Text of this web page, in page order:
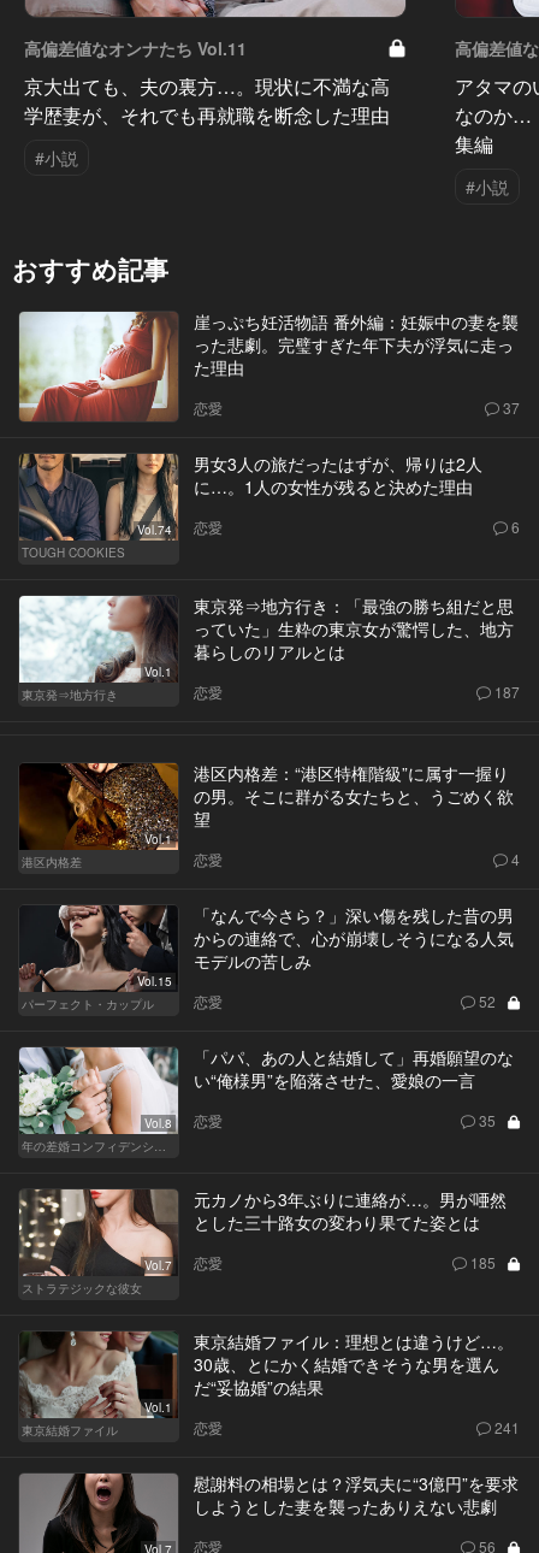
高偏差値なオンナたち Vol.11
京大出ても、夫の裏方…。現状に不満な高
学歴妻が、それでも再就職を断念した理由
#小説
高偏差値
アタマ
なのか…
集編
#小説
おすすめ記事
崖っぷち妊活物語 番外編：妊娠中の妻を襲
った悲劇。完璧すぎた年下夫が浮気に走っ
た理由
恋愛 37
Vol.74
TOUGH COOKIES
男女3人の旅だったはずが、帰りは2人
に…。1人の女性が残ると決めた理由
恋愛 6
Vol.1
東京発⇒地方行き
東京発⇒地方行き：「最強の勝ち組だと思
っていた」生粋の東京女が驚愕した、地方
暮らしのリアルとは
恋愛 187
Vol.1
港区内格差
港区内格差：“港区特権階級”に属す一握り
の男。そこに群がる女たちと、うごめく欲
望
恋愛 4
Vol.15
パーフェクト・カップル
「なんで今さら？」深い傷を残した昔の男
からの連絡で、心が崩壊しそうになる人気
モデルの苦しみ
恋愛 52
Vol.8
年の差婚コンフィデンシャル
「パパ、あの人と結婚して」再婚願望のな
い“俺様男”を陥落させた、愛娘の一言
恋愛 35
Vol.7
ストラテジックな彼女
元カノから3年ぶりに連絡が…。男が唖然
とした三十路女の変わり果てた姿とは
恋愛 185
Vol.1
東京結婚ファイル
東京結婚ファイル：理想とは違うけど…。
30歳、とにかく結婚できそうな男を選ん
だ“妥協婚”の結果
恋愛 241
Vol.7
慰謝料の相場とは？浮気夫に“3億円”を要求
しようとした妻を襲ったありえない悲劇
恋愛 56